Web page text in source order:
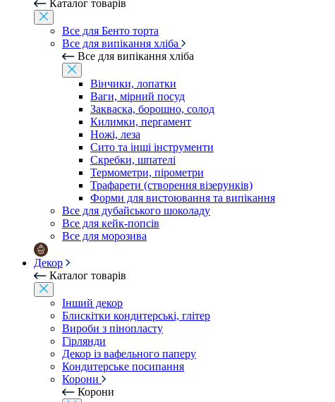
Каталог товарів
Все для Бенто торта
Все для випікання хліба
Все для випікання хліба
Вінчики, лопатки
Ваги, мірний посуд
Закваска, борошно, солод
Килимки, пергамент
Ножі, леза
Сито та інші інструменти
Скребки, шпателі
Термометри, пірометри
Трафарети (створення візерунків)
Форми для вистоювання та випікання
Все для дубайського шоколаду
Все для кейк-попсів
Все для морозива
Декор
Каталог товарів
Інший декор
Блискітки кондитерські, глітер
Вироби з пінопласту
Гірлянди
Декор із вафельного паперу
Кондитерське посипання
Корони
Корони